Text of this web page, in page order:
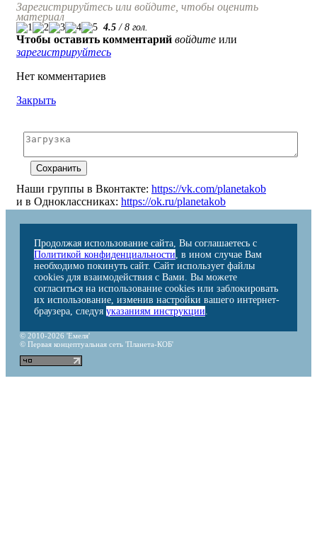
Зарегистрируйтесь или войдите, чтобы оценить
материал
4.5 / 8 гол.
Чтобы оставить комментарий войдите или
зарегистрируйтесь
Нет комментариев
Закрыть
Наши группы в Вконтакте: https://vk.com/planetakob
и в Одноклассниках: https://ok.ru/planetakob
Продолжая использование сайта, Вы соглашаетесь с
Политикой конфиденциальности, в ином случае Вам
необходимо покинуть сайт. Сайт использует файлы
cookies для взаимодействия с Вами. Вы можете
согласиться на использование cookies или заблокировать
их использование, изменив настройки вашего интернет-
браузера, следуя указаниям инструкции.
© 2010-2026 'Емеля'
© Первая концептуальная сеть 'Планета-КОБ'